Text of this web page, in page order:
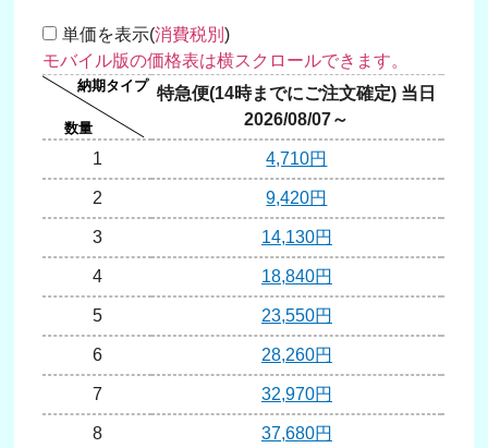
単価を表示(消費税別)
特急便(14時までにご注文確定) 当日
2026/08/07～
1 4,710円
2 9,420円
3 14,130円
4 18,840円
5 23,550円
6 28,260円
7 32,970円
8 37,680円